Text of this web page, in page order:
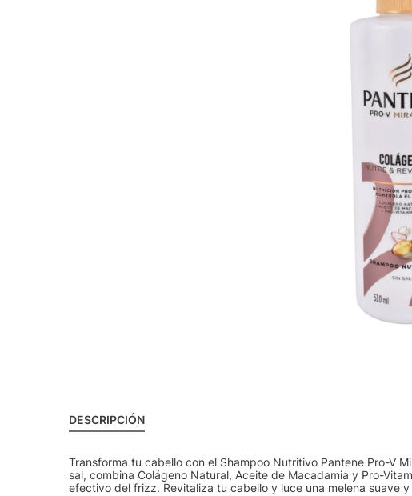
DESCRIPCIÓN
Transforma tu cabello con el Shampoo Nutritivo Pantene Pro-V
sal, combina Colágeno Natural, Aceite de Macadamia y Pro-
efectivo del frizz. Revitaliza tu cabello y luce una melena suave y